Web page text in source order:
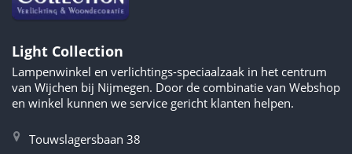
Light Collection
Lampenwinkel en verlichtings-speciaalzaak in het centrum
van Wijchen bij Nijmegen. Door de combinatie van Webshop
en winkel kunnen we service gericht klanten helpen.
Touwslagersbaan 38